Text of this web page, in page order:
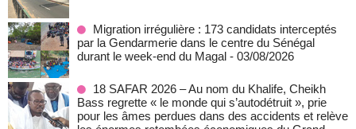
Migration irrégulière : 173 candidats interceptés
par la Gendarmerie dans le centre du Sénégal
durant le week-end du Magal - 03/08/2026
18 SAFAR 2026 – Au nom du Khalife, Cheikh
Bass regrette « le monde qui s’autodétruit », prie
pour les âmes perdues dans des accidents et relève